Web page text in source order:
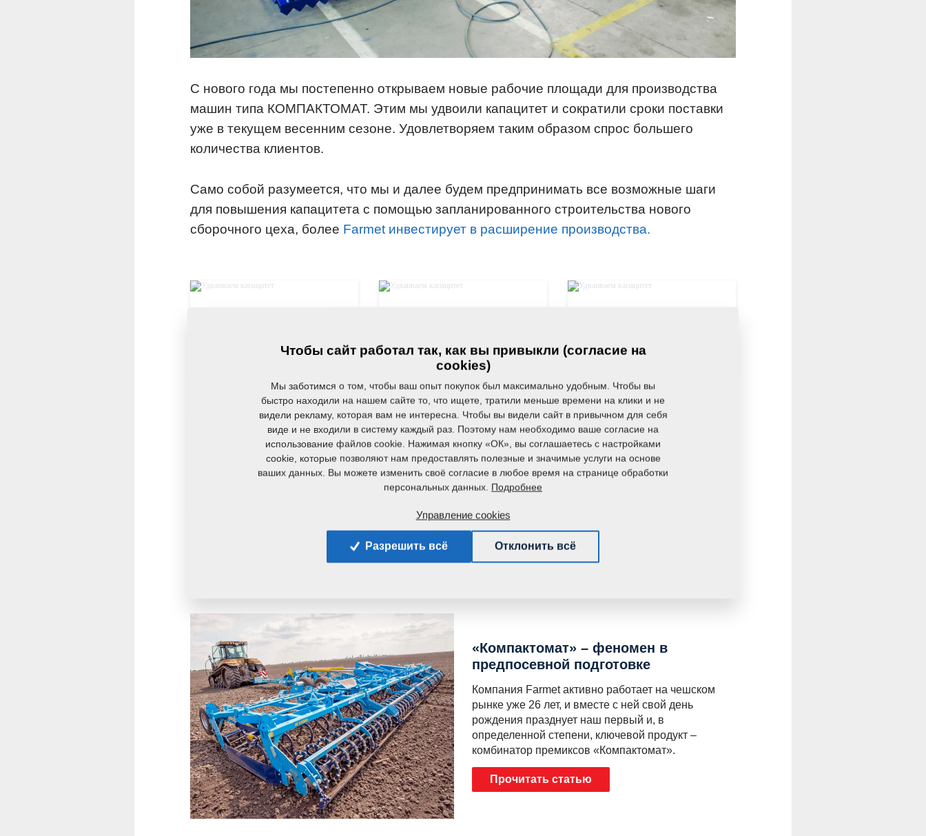
С нового года мы постепенно открываем новые рабочие площади для производства
машин типа КОМПАКТОМАТ. Этим мы удвоили капацитет и сократили сроки поставки
уже в текущем весенним сезоне. Удовлетворяем таким образом спрос большего
количества клиентов.
Само собой разумеется, что мы и далее будем предпринимать все возможные шаги
для повышения капацитета с помощью запланированного строительства нового
сборочного цеха, более Farmet инвестирует в расширение производства.
«Компактомат» – феномен в
предпосевной подготовке
Компания Farmet активно работает на чешском
рынке уже 26 лет, и вместе с ней свой день
рождения празднует наш первый и, в
определенной степени, ключевой продукт –
комбинатор премиксов «Компактомат».
Прочитать статью
Чтобы сайт работал так, как вы привыкли (согласие на
cookies)
Мы заботимся о том, чтобы ваш опыт покупок был максимально удобным. Чтобы вы
быстро находили на нашем сайте то, что ищете, тратили меньше времени на клики и не
видели рекламу, которая вам не интересна. Чтобы вы видели сайт в привычном для себя
виде и не входили в систему каждый раз. Поэтому нам необходимо ваше согласие на
использование файлов cookie. Нажимая кнопку «ОК», вы соглашаетесь с настройками
cookie, которые позволяют нам предоставлять полезные и значимые услуги на основе
ваших данных. Вы можете изменить своё согласие в любое время на странице обработки
персональных данных. Подробнее
Управление cookies
Разрешить всё Отклонить всё